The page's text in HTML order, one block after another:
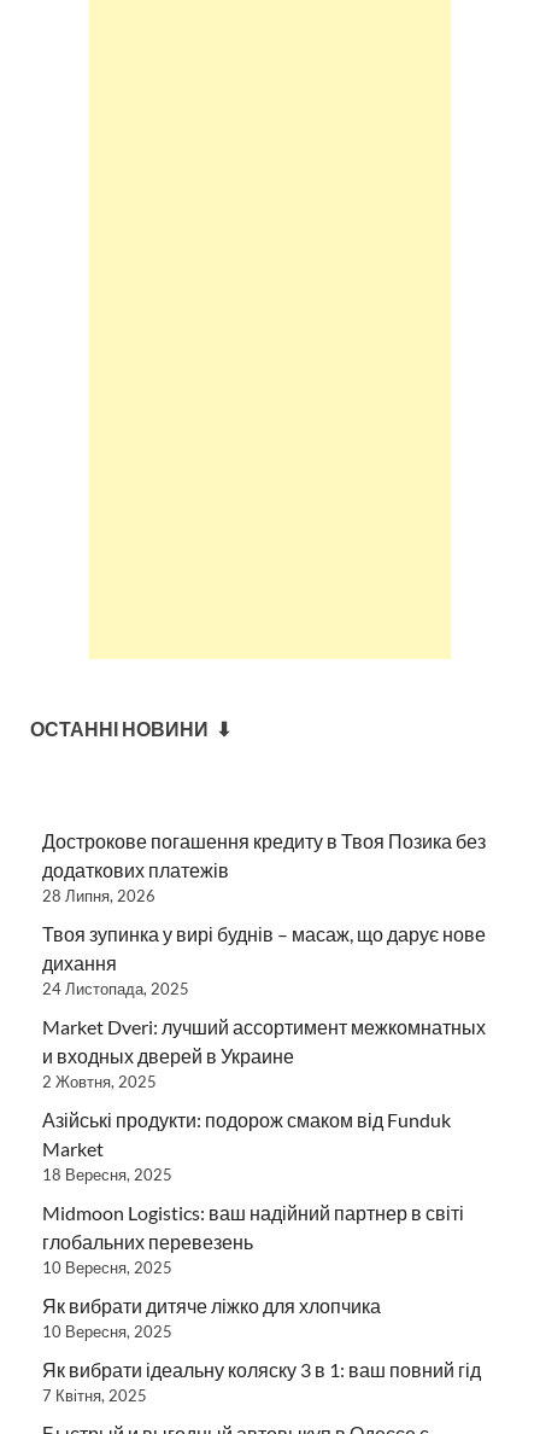
ОСТАННІ НОВИНИ ⬇
Дострокове погашення кредиту в Твоя Позика без
додаткових платежів
28 Липня, 2026
Твоя зупинка у вирі буднів – масаж, що дарує нове
дихання
24 Листопада, 2025
Market Dveri: лучший ассортимент межкомнатных
и входных дверей в Украине
2 Жовтня, 2025
Азійські продукти: подорож смаком від Funduk
Market
18 Вересня, 2025
Midmoon Logistics: ваш надійний партнер в світі
глобальних перевезень
10 Вересня, 2025
Як вибрати дитяче ліжко для хлопчика
10 Вересня, 2025
Як вибрати ідеальну коляску 3 в 1: ваш повний гід
7 Квітня, 2025